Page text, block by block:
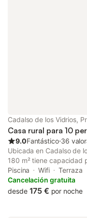
Cadalso de los Vidrios,
Casa rural para 10
9.0Fantástico⋅36
Ubicada en Cadalso de
180 m² tiene capacidad
baños. La propiedad
suelos de madera o
funcional para familias y
Piscina Wifi
Terraza
Cancelación gratuita
desde 175 € por noche